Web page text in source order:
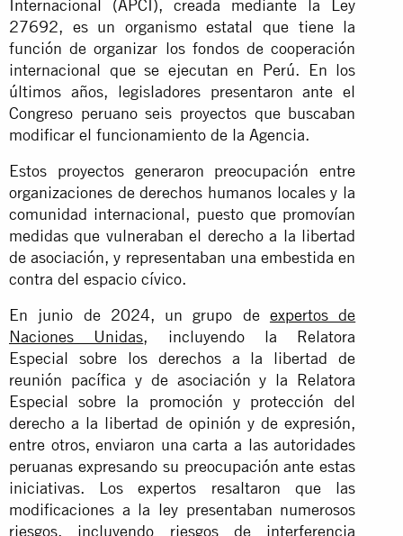
Internacional (APCI), creada mediante la Ley
27692, es un organismo estatal que tiene la
función de organizar los fondos de cooperación
internacional que se ejecutan en Perú. En los
últimos años, legisladores presentaron ante el
Congreso peruano seis proyectos que buscaban
modificar el funcionamiento de la Agencia.
Estos proyectos generaron preocupación entre
organizaciones de derechos humanos locales y la
comunidad internacional, puesto que promovían
medidas que vulneraban el derecho a la libertad
de asociación, y representaban una embestida en
contra del espacio cívico.
En junio de 2024, un grupo de expertos de
Naciones Unidas, incluyendo la Relatora
Especial sobre los derechos a la libertad de
reunión pacífica y de asociación y la Relatora
Especial sobre la promoción y protección del
derecho a la libertad de opinión y de expresión,
entre otros, enviaron una carta a las autoridades
peruanas expresando su preocupación ante estas
iniciativas. Los expertos resaltaron que las
modificaciones a la ley presentaban numerosos
riesgos, incluyendo riesgos de interferencia